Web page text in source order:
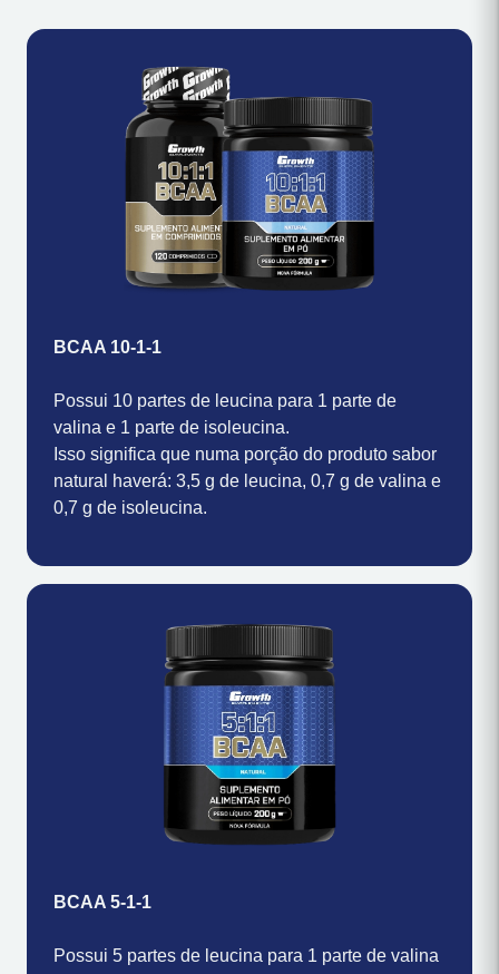
BCAA 10-1-1
Possui 10 partes de leucina para 1 parte de
valina e 1 parte de isoleucina.
Isso significa que numa porção do produto sabor
natural haverá: 3,5 g de leucina, 0,7 g de valina e
0,7 g de isoleucina.
BCAA 5-1-1
Possui 5 partes de leucina para 1 parte de valina